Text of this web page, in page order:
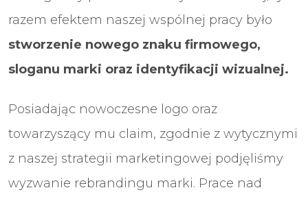
razem efektem naszej wspólnej pracy było
stworzenie nowego znaku firmowego,
sloganu marki oraz identyfikacji wizualnej.
Posiadając nowoczesne logo oraz
towarzyszący mu claim, zgodnie z wytycznymi
z naszej strategii marketingowej podjęliśmy
wyzwanie rebrandingu marki. Prace nad